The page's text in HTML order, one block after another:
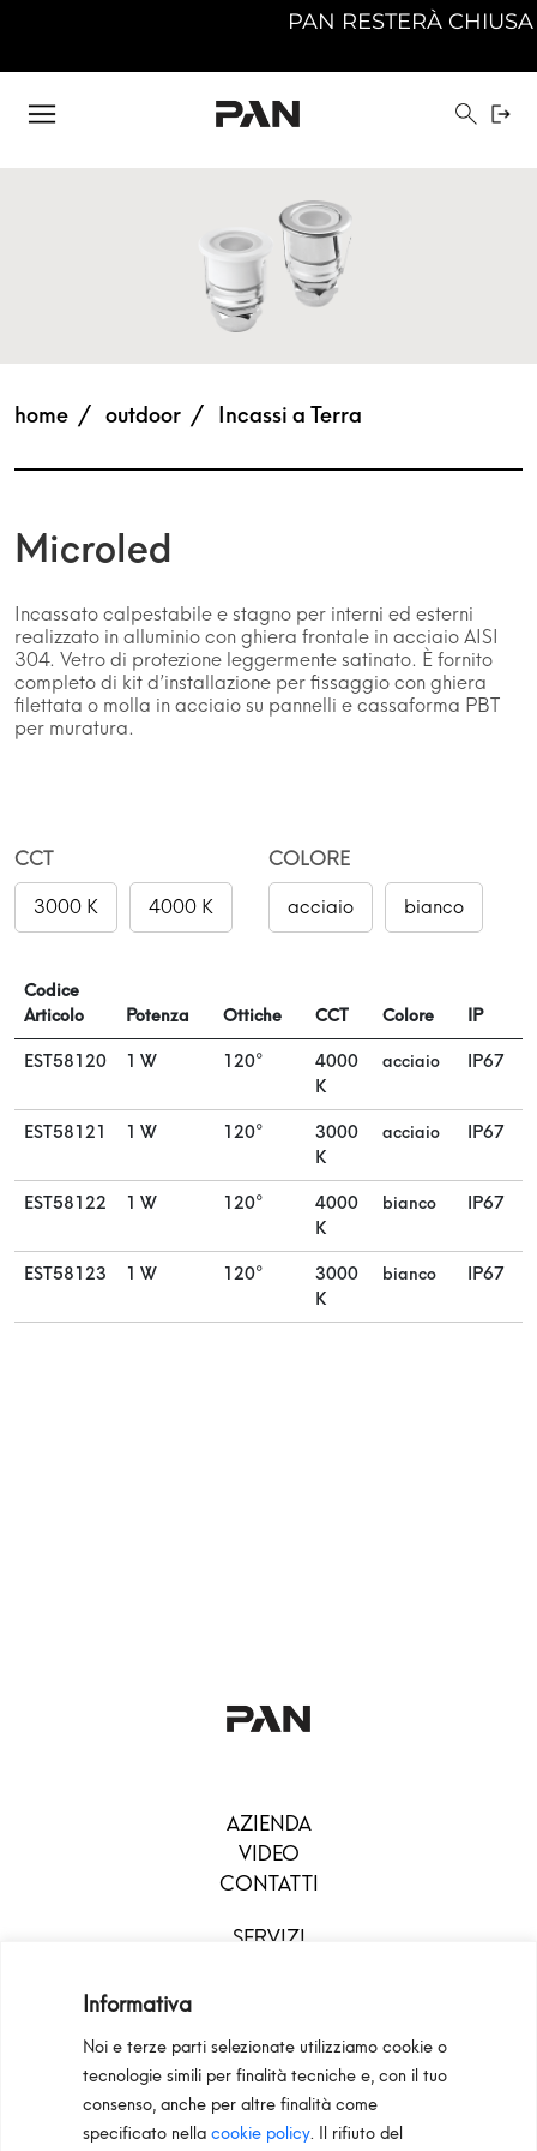
Informativa
Noi e terze parti selezionate utilizziamo cookie o
tecnologie simili per finalità tecniche e, con il tuo
consenso, anche per altre finalità come
specificato nella cookie policy. Il rifiuto del
home outdoor Incassi a Terra
Microled
Incassato calpestabile e stagno per interni ed esterni
realizzato in alluminio con ghiera frontale in acciaio AISI
304. Vetro di protezione leggermente satinato. È fornito
completo di kit d’installazione per fissaggio con ghiera
filettata o molla in acciaio su pannelli e cassaforma PBT
per muratura.
CCT
3000 K 4000 K
COLORE
acciaio bianco
Codice
Articolo
Potenza Ottiche CCT Colore IP
EST58120 1 W 120°
4000
K
acciaio IP67
EST58121 1 W 120°
3000
K
acciaio IP67
EST58122 1 W 120°
4000
K
bianco IP67
EST58123 1 W 120°
3000
K
bianco IP67
PAN RESTERÀ CHIUSA
AZIENDA
VIDEO
CONTATTI
SERVIZI